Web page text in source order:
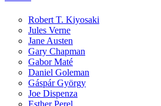
Robert T. Kiyosaki
Jules Verne
Jane Austen
Gary Chapman
Gabor Maté
Daniel Goleman
Gáspár György
Joe Dispenza